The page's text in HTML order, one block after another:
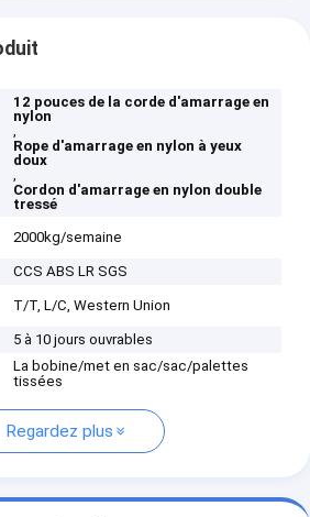
12 pouces de la corde d'amarrage en
nylon
,
Rope d'amarrage en nylon à yeux
doux
,
Cordon d'amarrage en nylon double
tressé
2000kg/semaine
CCS ABS LR SGS
T/T, L/C, Western Union
5 à 10 jours ouvrables
La bobine/met en sac/sac/palettes
tissées
Regardez plus